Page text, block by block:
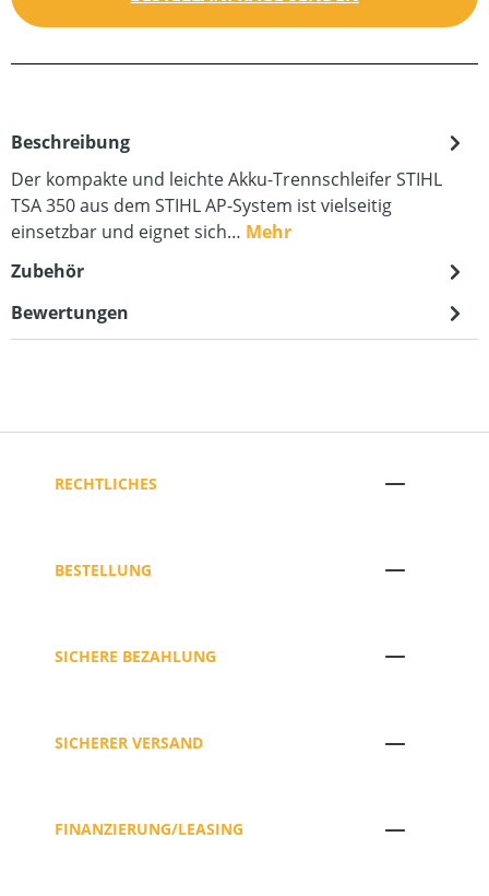
Beschreibung
Der kompakte und leichte Akku-Trennschleifer STIHL
TSA 350 aus dem STIHL AP-System ist vielseitig
einsetzbar und eignet sich… Mehr
Zubehör
Bewertungen
RECHTLICHES
BESTELLUNG
SICHERE BEZAHLUNG
SICHERER VERSAND
FINANZIERUNG/LEASING